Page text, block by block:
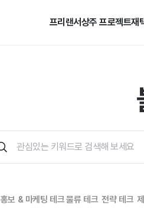
프리랜서상주 프로젝트재
홍보 & 마케팅 테크물류 테크 전략 테크